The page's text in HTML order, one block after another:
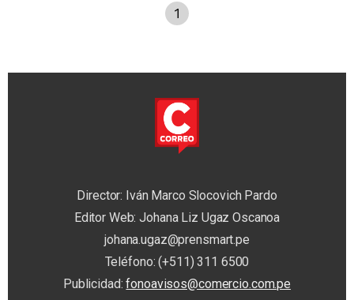
1
Director: Iván Marco Slocovich Pardo
Editor Web: Johana Liz Ugaz Oscanoa
johana.ugaz@prensmart.pe
Teléfono: (+511) 311 6500
Publicidad:fonoavisos@comercio.com.pe